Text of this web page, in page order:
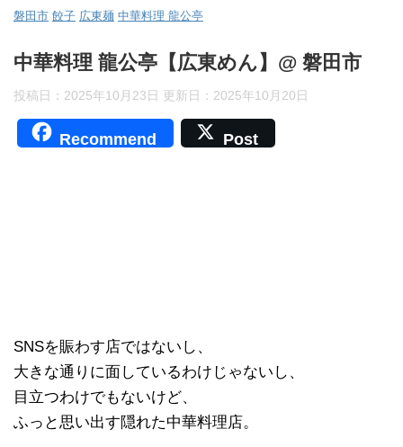
磐田市 餃子 広東麺 中華料理 龍公亭
中華料理 龍公亭【広東めん】@ 磐田市
投稿日：2025年10月23日 更新日： 2025年10月20日
Recommend Post
SNSを賑わす店ではないし、
大きな通りに面しているわけじゃないし、
目立つわけでもないけど、
ふっと思い出す隠れた中華料理店。